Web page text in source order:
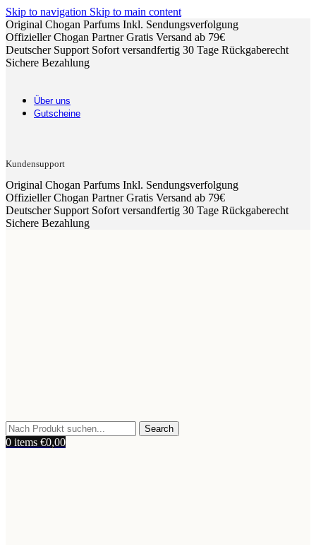
Skip to navigation Skip to main content
Original Chogan Parfums Inkl. Sendungsverfolgung
Offizieller Chogan PartnerGratis Versand ab 79€
Deutscher Support Sofort versandfertig 30 Tage Rückgaberecht
Sichere Bezahlung
Über uns
Gutscheine
Kundensupport
Original Chogan Parfums Inkl. Sendungsverfolgung
Offizieller Chogan PartnerGratis Versand ab 79€
Deutscher Support Sofort versandfertig 30 Tage Rückgaberecht
Sichere Bezahlung
Search
0 items €0,00